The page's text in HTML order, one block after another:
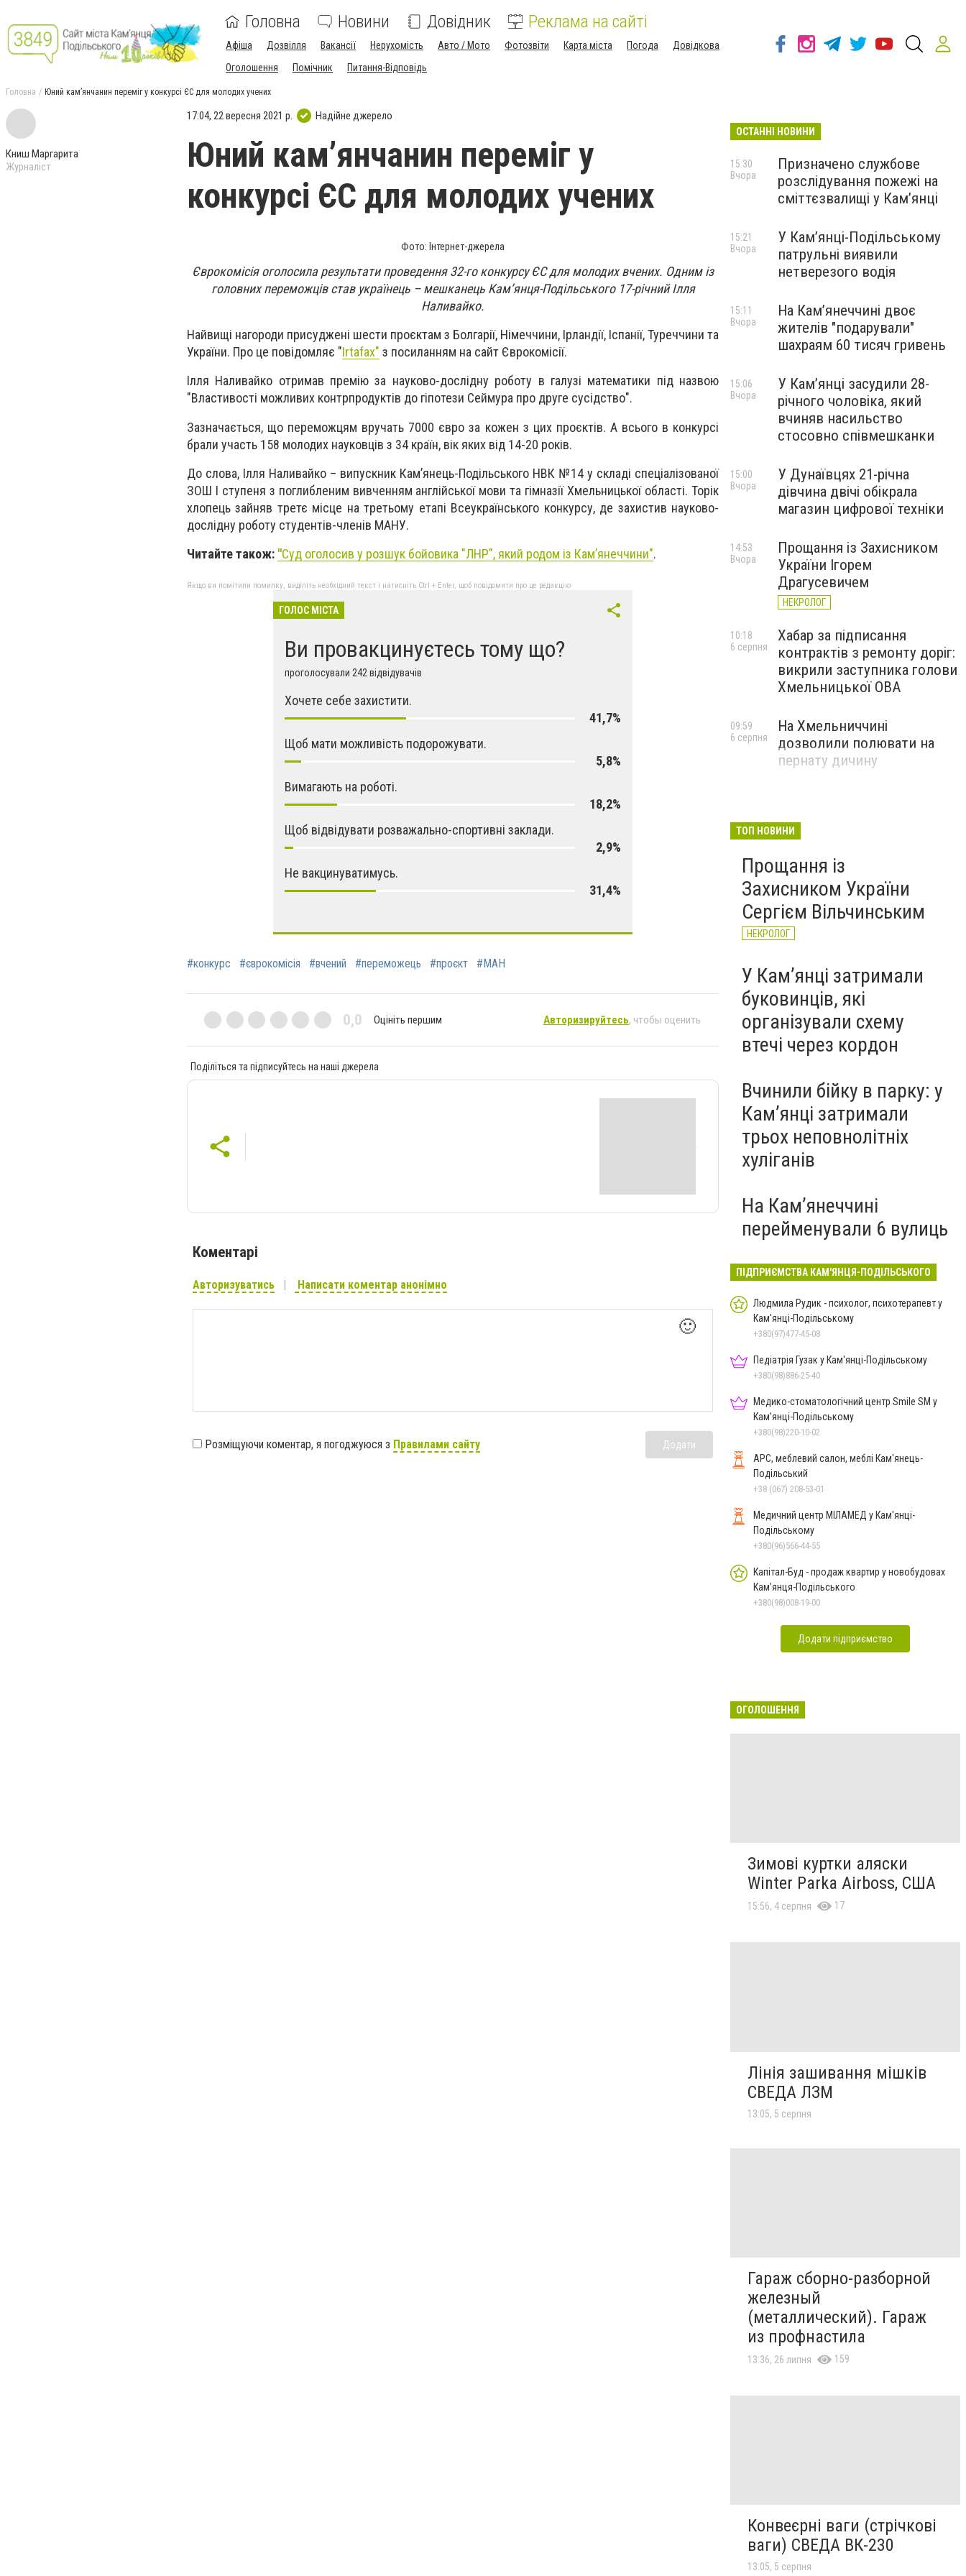
Головна Новини Довідник Реклама на сайті
Афіша Дозвілля Вакансії Нерухомість Авто / Мото Фотозвіти Карта міста Погода
Довідкова
Оголошення
Помічник Питання-Відповідь
Головна Юний кам’янчанин переміг у конкурсі ЄС для молодих учених
Книш Маргарита
Журналіст
17:04, 22 вересня 2021 р. Надійне джерело
Юний кам’янчанин переміг у
конкурсі ЄС для молодих учених
Фото: Інтернет-джерела
Єврокомісія оголосила результати проведення 32-го конкурсу ЄС для молодих вчених. Одним із
головних переможців став українець – мешканець Кам’янця-Подільського 17-річний Ілля
Наливайко.
Найвищі нагороди присуджені шести проєктам з Болгарії, Німеччини, Ірландії, Іспанії, Туреччини та
України. Про це повідомляє "Irtafax" з посиланням на сайт Єврокомісії.
Ілля Наливайко отримав премію за науково-дослідну роботу в галузі математики під назвою
"Властивості можливих контрпродуктів до гіпотези Сеймура про друге сусідство".
Зазначається, що переможцям вручать 7000 євро за кожен з цих проєктів. А всього в конкурсі
брали участь 158 молодих науковців з 34 країн, вік яких від 14-20 років.
До слова, Ілля Наливайко – випускник Кам’янець-Подільського НВК №14 у складі спеціалізованої
ЗОШ І ступеня з поглибленим вивченням англійської мови та гімназії Хмельницької області. Торік
хлопець зайняв третє місце на третьому етапі Всеукраїнського конкурсу, де захистив науково-
дослідну роботу студентів-членів МАНУ.
Читайте також: "Суд оголосив у розшук бойовика "ЛНР", який родом із Кам’янеччини".
Якщо ви помітили помилку, виділіть необхідний текст і натисніть Ctrl + Enter, щоб повідомити про це редакцію
ГОЛОС МІСТА
Ви провакцинуєтесь тому що?
проголосували 242 відвідувачів
Хочете себе захистити.
41,7%
Щоб мати можливість подорожувати.
5,8%
Вимагають на роботі.
18,2%
Щоб відвідувати розважально-спортивні заклади.
2,9%
Не вакцинуватимусь.
31,4%
#конкурс #єврокомісія #вчений #переможець #проєкт #МАН
0,0 Оцініть першим Авторизируйтесь, чтобы оценить
Поділіться та підписуйтесь на наші джерела
Коментарі
Авторизуватись Написати коментар анонімно
🙂
Розміщуючи коментар, я погоджуюся з Правилами сайту Додати
ОСТАННІ НОВИНИ
Призначено службове
розслідування пожежі на
сміттєзвалищі у Кам’янці
15:30
Вчора
У Кам’янці-Подільському
патрульні виявили
нетверезого водія
15:21
Вчора
На Камʼянеччині двоє
жителів "подарували"
шахраям 60 тисяч гривень
15:11
Вчора
У Камʼянці засудили 28-
річного чоловіка, який
вчиняв насильство
стосовно співмешканки
15:06
Вчора
У Дунаївцях 21-річна
дівчина двічі обікрала
магазин цифрової техніки
15:00
Вчора
Прощання із Захисником
України Ігорем
Драгусевичем
НЕКРОЛОГ
14:53
Вчора
Хабар за підписання
контрактів з ремонту доріг:
викрили заступника голови
Хмельницької ОВА
10:18
6 серпня
На Хмельниччині
дозволили полювати на
пернату дичину
09:59
6 серпня
ТОП НОВИНИ
Прощання із
Захисником України
Сергієм Вільчинським
НЕКРОЛОГ
У Кам’янці затримали
буковинців, які
організували схему
втечі через кордон
Вчинили бійку в парку: у
Кам’янці затримали
трьох неповнолітніх
хуліганів
На Камʼянеччині
перейменували 6 вулиць
ПІДПРИЄМСТВА КАМ'ЯНЦЯ-ПОДІЛЬСЬКОГО
Людмила Рудик - психолог, психотерапевт у
Кам'янці-Подільському
+380(97)477-45-08
Педіатрія Гузак у Кам'янці-Подільському
+380(98)886-25-40
Медико-стоматологічний центр Smile SM у
Кам’янці-Подільському
+380(98)220-10-02
АРС, меблевий салон, меблі Кам'янець-
Подільський
+38 (067) 208-53-01
Медичний центр МІЛАМЕД у Кам'янці-
Подільському
+380(96)566-44-55
Капітал-Буд - продаж квартир у новобудовах
Кам’янця-Подільського
+380(98)008-19-00
Додати підприємство
ОГОЛОШЕННЯ
Зимові куртки аляски
Winter Parka Airboss, США
15:56, 4 серпня 17
Лінія зашивання мішків
СВЕДА ЛЗМ
13:05, 5 серпня
Гараж сборно-разборной
железный
(металлический). Гараж
из профнастила
13:36, 26 липня 159
Конвеєрні ваги (стрічкові
ваги) СВЕДА ВК-230
13:05, 5 серпня